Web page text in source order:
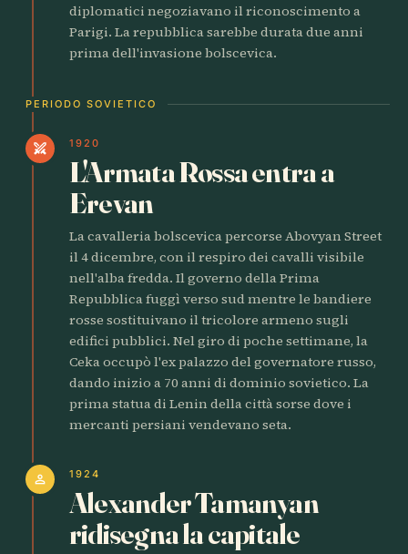
diplomatici negoziavano il riconoscimento a
Parigi. La repubblica sarebbe durata due anni
prima dell'invasione bolscevica.
PERIODO SOVIETICO
swords 1920
L'Armata Rossa entra a
Erevan
La cavalleria bolscevica percorse Abovyan Street
il 4 dicembre, con il respiro dei cavalli visibile
nell'alba fredda. Il governo della Prima
Repubblica fuggì verso sud mentre le bandiere
rosse sostituivano il tricolore armeno sugli
edifici pubblici. Nel giro di poche settimane, la
Ceka occupò l'ex palazzo del governatore russo,
dando inizio a 70 anni di dominio sovietico. La
prima statua di Lenin della città sorse dove i
mercanti persiani vendevano seta.
person 1924
Alexander Tamanyan
ridisegna la capitale